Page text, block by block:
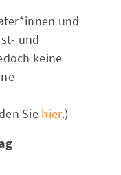
und
und
keine
Sie hier.)